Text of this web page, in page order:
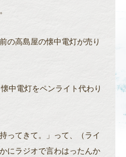
の高島屋の懐中電灯が売り
中電灯をペンライト代わり
ってきて。」って、（ライ
にラジオで言わはったんか